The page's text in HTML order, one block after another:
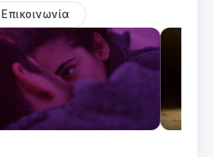
Επικοινωνία